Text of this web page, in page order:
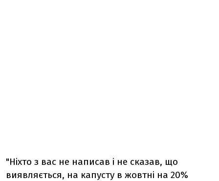
"Ніхто з вас не написав і не сказав, що
виявляється, на капусту в жовтні на 20%